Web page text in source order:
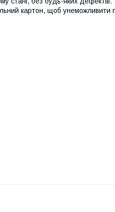
картон, щоб унеможливити